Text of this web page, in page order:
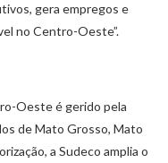
gera empregos e
no Centro-Oeste”.
Oeste é gerido pela
de Mato Grosso, Mato
a Sudeco amplia o